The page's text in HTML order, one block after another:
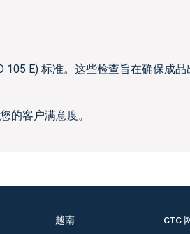
105 E) 标准。这些检查旨在确保成品
的客户满意度。
越南 CTC